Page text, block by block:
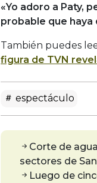
«Yo adoro a Paty,
probable que haya
También puedes
figura de TVN
espectáculo
Corte de
sectores de
Luego de